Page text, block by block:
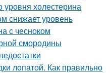
холестерина
снижает уровень
с чесноком
смородины
лопатой. Как правильно